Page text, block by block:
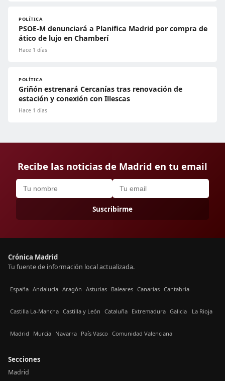
POLÍTICA
PSOE-M denunciará a Planifica Madrid por compra de
ático de lujo en Chamberí
Hace 1 días
POLÍTICA
Griñón estrenará Cercanías tras renovación de
estación y conexión con Illescas
Hace 1 días
Recibe las noticias de Madrid en tu email
Suscribirme
Crónica Madrid
Tu fuente de información local actualizada.
España Andalucía Aragón Asturias Baleares Canarias Cantabria
Castilla La-Mancha Castilla y León Cataluña Extremadura Galicia La Rioja
Madrid Murcia Navarra País Vasco Comunidad Valenciana
Secciones
Madrid